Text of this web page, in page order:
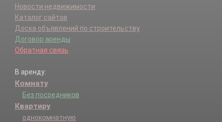
Новости недвижимости
Каталог сайтов
Доска объявлений по строительству
Договор аренды
Обратная связь
В аренду:
Комнату
Без посредников
Квартиру
однокомнатную